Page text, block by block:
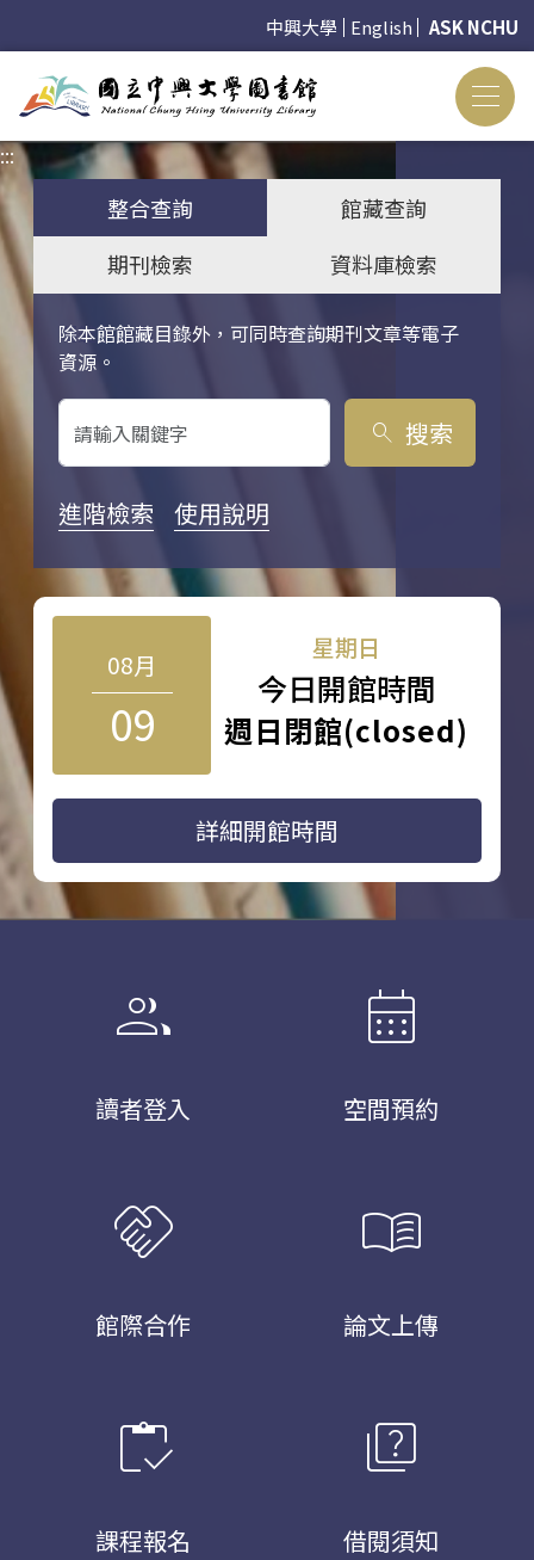
中興大學 English ASK NCHU
:::
整合查詢
館藏查詢
期刊檢索
資料庫檢索
除本館館藏目錄外，可同時查詢期刊文章等電子
資源。
關鍵字搜尋
search 搜索
進階檢索 使用說明
08月
09
星期日
今日開館時間
週日閉館(closed)
詳細開館時間
group
讀者登入
calendar_month
空間預約
handshake
館際合作
menu_book
論文上傳
inventory
課程報名
quiz
借閱須知